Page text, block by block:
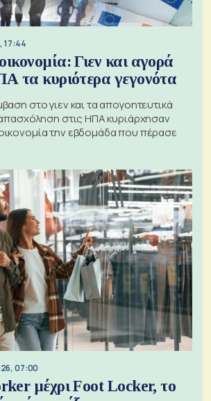
17:44
Γιεν και αγορά
τα κυριότερα γεγονότα
στο γιεν και τα απογοητευτικά
απασχόληση στις ΗΠΑ κυριάρχησαν
την εβδομάδα που πέρασε
07:00
μέχρι Foot Locker, το